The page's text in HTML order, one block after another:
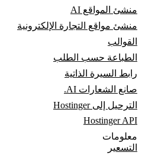
منشئ المواقع AI
منشئ مواقع التجارة الإلكترونية
القوالب
الطباعة حسب الطلب
رابط السيرة الذاتية
صانع الشعارات AI.
الترحيل إلى Hostinger
Hostinger API
معلومات
التسعير